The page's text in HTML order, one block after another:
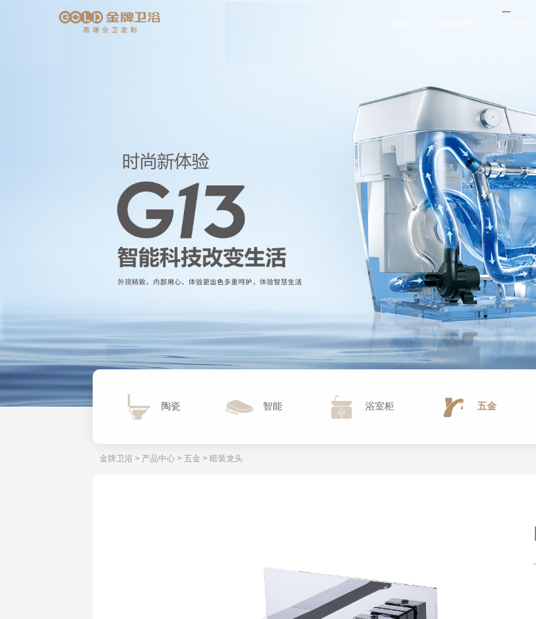
陶瓷 智能 浴室柜 五金
金牌卫浴 > 产品中心 > 五金 > 暗装龙头